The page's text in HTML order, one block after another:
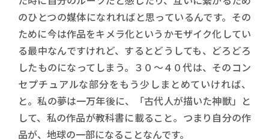
のひとつの媒体になれればと思っているんです。その
ために今は作品をキメラ化というかモザイク化してい
る最中なんですけれど、するとどうしても、どろどろ
したものになってしまう。３０～４０代は、そのコン
セプチュアルな部分をもう少しまとめていければ、
と。私の夢は一万年後に、「古代人が描いた神獣」と
して、私の作品が教科書に載ること。つまり自分の作
品が、地球の一部になることなんです。